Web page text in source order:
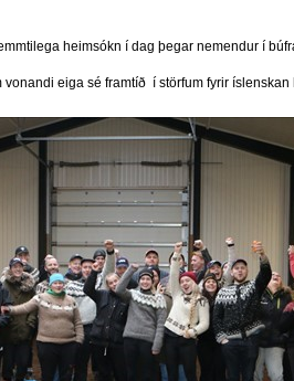
heimsókn í dag þegar nemendur í
vonandi eiga sé framtíð í störfum fyrir